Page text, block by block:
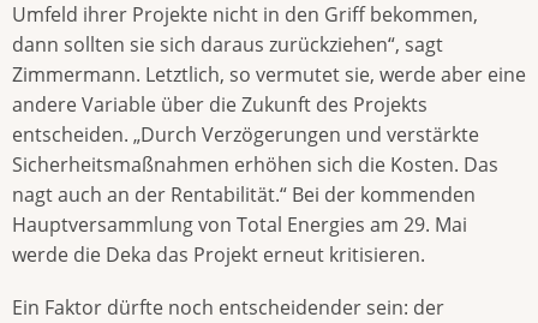
Umfeld ihrer Projekte nicht in den Griff bekommen,
dann sollten sie sich daraus zurückziehen“, sagt
Zimmermann. Letztlich, so vermutet sie, werde aber eine
andere Variable über die Zukunft des Projekts
entscheiden. „Durch Verzögerungen und verstärkte
Sicherheitsmaßnahmen erhöhen sich die Kosten. Das
nagt auch an der Rentabilität.“ Bei der kommenden
Hauptversammlung von Total Energies am 29. Mai
werde die Deka das Projekt erneut kritisieren.
Ein Faktor dürfte noch entscheidender sein: der